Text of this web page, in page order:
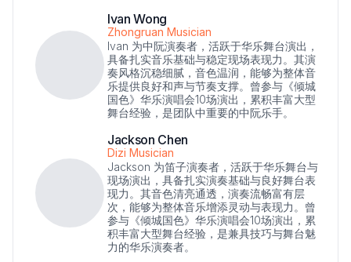
Ivan Wong
Zhongruan Musician
Ivan 为中阮演奏者，活跃于华乐舞台演出，
具备扎实音乐基础与稳定现场表现力。其演
奏风格沉稳细腻，音色温润，能够为整体音
乐提供良好和声与节奏支撑。曾参与《倾城
国色》华乐演唱会10场演出，累积丰富大型
舞台经验，是团队中重要的中阮乐手。
Jackson Chen
Dizi Musician
Jackson 为笛子演奏者，活跃于华乐舞台与
现场演出，具备扎实演奏基础与良好舞台表
现力。其音色清亮通透，演奏流畅富有层
次，能够为整体音乐增添灵动与表现力。曾
参与《倾城国色》华乐演唱会10场演出，累
积丰富大型舞台经验，是兼具技巧与舞台魅
力的华乐演奏者。